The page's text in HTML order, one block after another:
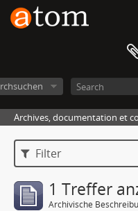
Archives, documentation et
Filter
1 Treffer
Archivische